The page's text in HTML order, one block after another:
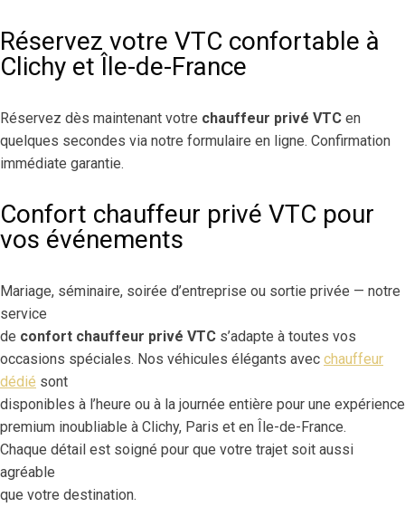
Réservez votre VTC confortable à
Clichy et Île-de-France
Réservez dès maintenant votre chauffeur privé VTC en
quelques secondes via notre formulaire en ligne. Confirmation
immédiate garantie.
Confort chauffeur privé VTC pour
vos événements
Mariage, séminaire, soirée d’entreprise ou sortie privée — notre
service
de confort chauffeur privé VTC s’adapte à toutes vos
occasions spéciales. Nos véhicules élégants avec chauffeur
dédié sont
disponibles à l’heure ou à la journée entière pour une expérience
premium inoubliable à Clichy, Paris et en Île-de-France.
Chaque détail est soigné pour que votre trajet soit aussi
agréable
que votre destination.